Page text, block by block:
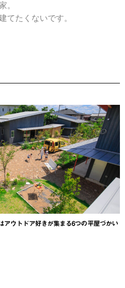
。
てたくないです。
アウトドア好きが集まる6つの平屋づかい